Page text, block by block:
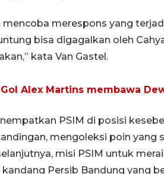
mencoba merespons yang
bisa digagalkan oleh
kata Van Gastel.
Gol Alex Martins membawa
PSIM di posisi
mengoleksi poin yang
misi PSIM untuk
Persib Bandung yang